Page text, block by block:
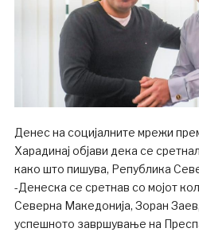
Денес на социјалните мрежи
Харадинај објави дека се
како што пишува, Република
-Денеска се сретнав со мојот
Северна Македонија, Зоран
успешното завршување на